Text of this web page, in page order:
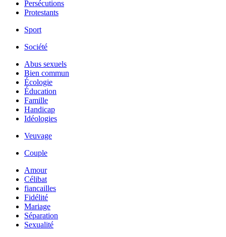
Persécutions
Protestants
Sport
Société
Abus sexuels
Bien commun
Écologie
Éducation
Famille
Handicap
Idéologies
Veuvage
Couple
Amour
Célibat
fiancailles
Fidélité
Mariage
Séparation
Sexualité